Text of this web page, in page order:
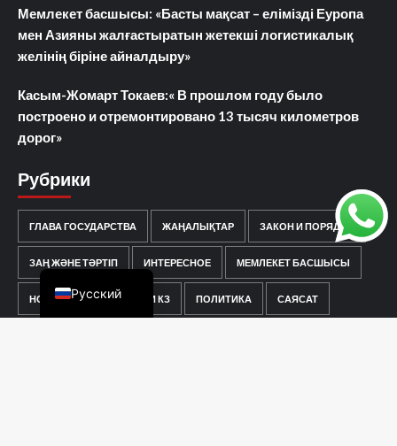
Мемлекет басшысы: «Басты мақсат – елімізді Еуропа
мен Азияны жалғастыратын жетекші логистикалық
желінің біріне айналдыру»
Касым-Жомарт Токаев:« В прошлом году было
построено и отремонтировано 13 тысяч километров
дорог»
Рубрики
ГЛАВА ГОСУДАРСТВА ЖАҢАЛЫҚТАР ЗАКОН И ПОРЯДОК
ЗАҢ ЖӘНЕ ТӘРТІП ИНТЕРЕСНОЕ МЕМЛЕКЕТ БАСШЫСЫ
НОВОСТИ НОВОСТИ КЗ ПОЛИТИКА САЯСАТ
Русский
Қазақ тілі